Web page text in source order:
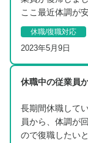
ここ最近体調が安
いないようです。
遅刻するようにな
た…
休職/復職対応
2023年5月9日
長期間休職して
員から、体調が
ので復職したいと